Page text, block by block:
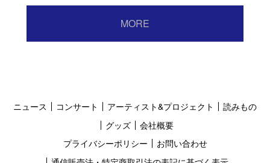
MORE
ニュース コンサート アーティスト&プロジェクト
読みもの
グッズ
会社概要
プライバシーポリシー
お問い合わせ